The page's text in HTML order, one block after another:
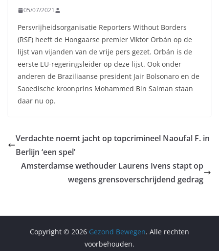
05/07/2021
Persvrijheidsorganisatie Reporters Without Borders
(RSF) heeft de Hongaarse premier Viktor Orbán op de
lijst van vijanden van de vrije pers gezet. Orbán is de
eerste EU-regeringsleider op deze lijst. Ook onder
anderen de Braziliaanse president Jair Bolsonaro en de
Saoedische kroonprins Mohammed Bin Salman staan
daar nu op.
Verdachte noemt jacht op topcrimineel Naoufal F. in
Berlijn ‘een spel’
Amsterdamse wethouder Laurens Ivens stapt op
wegens grensoverschrijdend gedrag
Copyright © 2026 Gezond Bewegen. Alle rechten
voorbehouden.